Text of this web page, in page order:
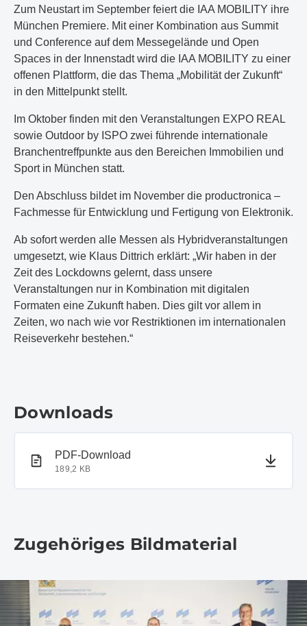
Zum Neustart im September feiert die IAA MOBILITY ihre
München Premiere. Mit einer Kombination aus Summit
und Conference auf dem Messegelände und Open
Spaces in der Innenstadt wird die IAA MOBILITY zu einer
offenen Plattform, die das Thema „Mobilität der Zukunft“
in den Mittelpunkt stellt.
Im Oktober finden mit den Veranstaltungen EXPO REAL
sowie Outdoor by ISPO zwei führende internationale
Branchentreffpunkte aus den Bereichen Immobilien und
Sport in München statt.
Den Abschluss bildet im November die productronica –
Fachmesse für Entwicklung und Fertigung von Elektronik.
Ab sofort werden alle Messen als Hybridveranstaltungen
umgesetzt, wie Klaus Dittrich erklärt: „Wir haben in der
Zeit des Lockdowns gelernt, dass unsere
Veranstaltungen nur in Kombination mit digitalen
Formaten eine Zukunft haben. Dies gilt vor allem in
Zeiten, wo nach wie vor Restriktionen im internationalen
Reiseverkehr bestehen.“
Downloads
PDF-Dokument
PDF-Download
189,2 KB
Zugehöriges Bildmaterial